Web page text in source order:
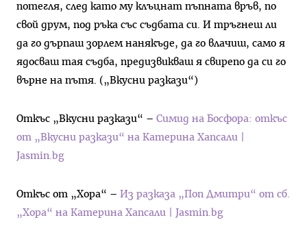
потегля, след като му клъцнат пъпната връв, по
свой друм, под ръка със съдбата си. И тръгнеш ли
да го дърпаш зорлем нанякъде, да го влачиш, само я
ядосваш тая съдба, предизвикваш я свирепо да си го
върне на пътя. („Вкусни разкази“)
Откъс „Вкусни разкази“ – Симид на Босфора: откъс
от „Вкусни разкази“ на Катерина Хапсали |
Jasmin.bg
Откъс от „Хора“ – Из разказа „Поп Дмитри“ от сб.
„Хора“ на Катерина Хапсали | Jasmin.bg